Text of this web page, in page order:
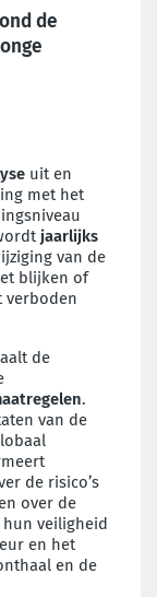
de
uit en
met het
jaarlijks
van de
blijken of
verboden
de
.
van de
de risico’s
over de
veiligheid
en het
en de